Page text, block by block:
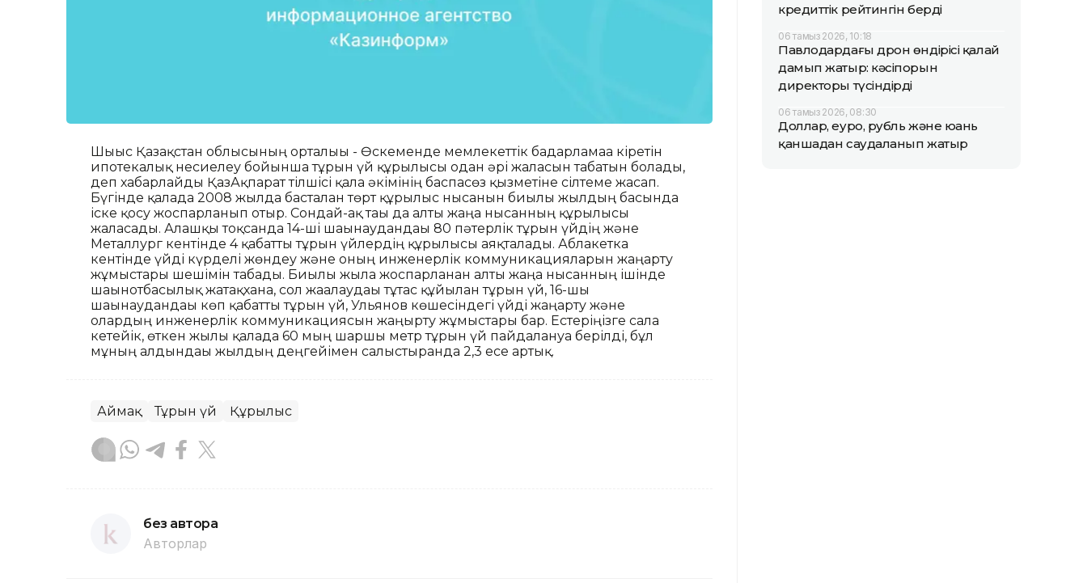
Шығыс Қазақстан облысының орталығы - Өскеменде мемлекеттік бағдарламаға кіретін
ипотекалық несиелеу бойынша тұрғын үй құрылысы одан әрі жалғасын табатын болады,
деп хабарлайды ҚазАқпарат тілшісі қала әкімінің баспасөз қызметіне сілтеме жасап.
Бүгінде қалада 2008 жылда басталған төрт құрылыс нысанын биылғы жылдың басында
іске қосу жоспарланып отыр. Сондай-ақ тағы да алты жаңа нысанның құрылысы
жалғасады. Алғашқы тоқсанда 14-ші шағынаудандағы 80 пәтерлік тұрғын үйдің және
Металлург кентінде 4 қабатты тұрғын үйлердің құрылысы аяқталады. Аблакетка
кентінде үйді күрделі жөндеу және оның инженерлік коммуникацияларын жаңарту
жұмыстары шешімін табады. Биылғы жылға жоспарланған алты жаңа нысанның ішінде
шағынотбасылық жатақхана, сол жағалаудағы тұтас құйылған тұрғын үй, 16-шы
шағынаудандағы көп қабатты тұрғын үй, Ульянов көшесіндегі үйді жаңарту және
олардың инженерлік коммуникациясын жаңғырту жұмыстары бар. Естеріңізге сала
кетейік, өткен жылы қалада 60 мың шаршы метр тұрғын үй пайдалануға берілді, бұл
мұның алдындағы жылдың деңгейімен салыстырғанда 2,3 есе артық.
Аймақ Тұрғын үй Құрылыс
без автора
Авторлар
кредиттік рейтингін берді
06 тамыз 2026, 10:18
Павлодардағы дрон өндірісі қалай
дамып жатыр: кәсіпорын
директоры түсіндірді
06 тамыз 2026, 08:30
Доллар, еуро, рубль және юань
қаншадан саудаланып жатыр